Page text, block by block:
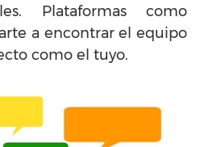
Plataformas como
a encontrar el equipo
como el tuyo.